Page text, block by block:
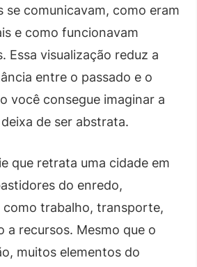
se comunicavam, como eram
e como funcionavam
Essa visualização reduz a
entre o passado e o
você consegue imaginar a
de ser abstrata.
que retrata uma cidade em
do enredo,
como trabalho, transporte,
a recursos. Mesmo que o
muitos elementos do